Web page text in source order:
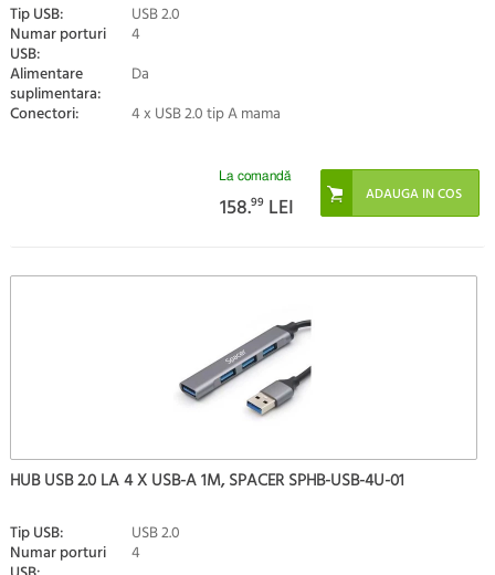
Tip USB: USB 2.0
Numar porturi
USB:
4
Alimentare
suplimentara:
Da
Conectori:
4 x USB 2.0 tip A mama
La comandă
158.99 LEI
HUB USB 2.0 LA 4 X USB-A 1M, SPACER SPHB-USB-4U-01
Tip USB: USB 2.0
Numar porturi 4